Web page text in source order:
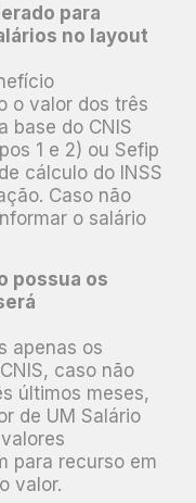
para
no layout
o valor dos três
base do CNIS
1 e 2) ou Sefip
cálculo do INSS
Caso não
o salário
possua os
apenas os
caso não
últimos meses,
de UM Salário
para recurso em
valor.